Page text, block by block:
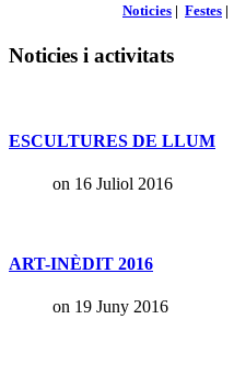
Noticies | Festes |
Noticies i activitats
ESCULTURES DE LLUM
on 16 Juliol 2016
ART-INÈDIT 2016
on 19 Juny 2016